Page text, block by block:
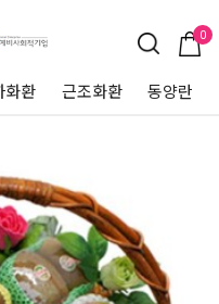
0
화환 근조화환 동양란